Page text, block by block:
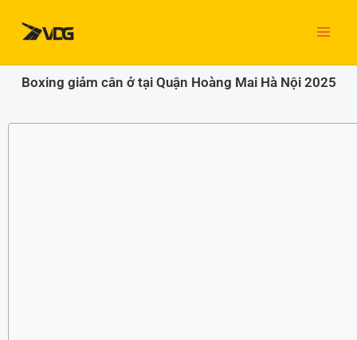
dung
Boxing giảm cân ở tại Quận Hoàng Mai Hà Nội 2025